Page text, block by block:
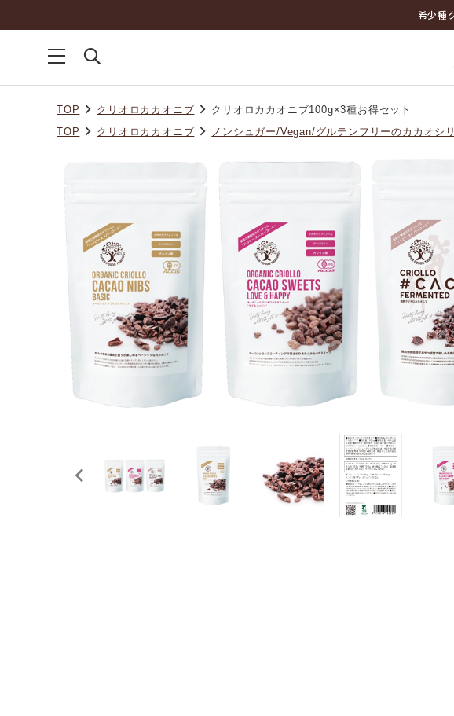
希少種
TOP クリオロカカオニブ
クリオロカカオニブ100g×3種お得セット
TOP
クリオロカカオニブ ノンシュガー/Vegan/グルテンフリーのカカオシ